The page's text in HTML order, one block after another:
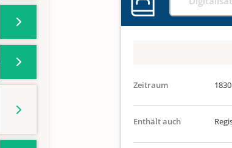
Zeitraum
Enthält auch